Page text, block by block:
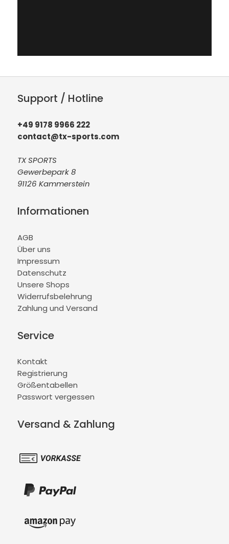
Support / Hotline
+49 9178 9966 222
contact@tx-sports.com
TX SPORTS
Gewerbepark 8
91126 Kammerstein
Informationen
AGB
Über uns
Impressum
Datenschutz
Unsere Shops
Widerrufsbelehrung
Zahlung und Versand
Service
Kontakt
Registrierung
Größentabellen
Passwort vergessen
Versand & Zahlung